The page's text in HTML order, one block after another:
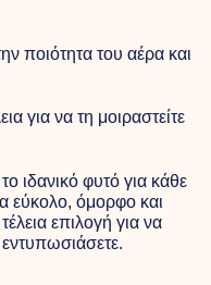
ποιότητα του αέρα και
για να τη μοιραστείτε
ιδανικό φυτό για κάθε
εύκολο, όμορφο και
επιλογή για να